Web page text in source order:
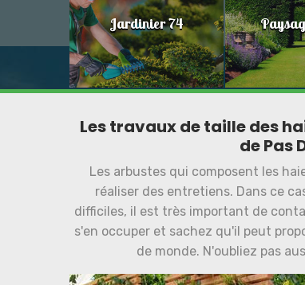
Jardinier 74
Les travaux de taille des
de Pas
Les arbustes qui composent les
réaliser des entretiens. Dans ce
difficiles, il est très important de
s'en occuper et sachez qu'il peut
de monde. N'oubliez pas